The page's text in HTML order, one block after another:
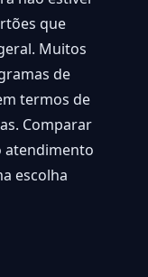
que
Muitos
de
termos de
Comparar
atendimento
escolha